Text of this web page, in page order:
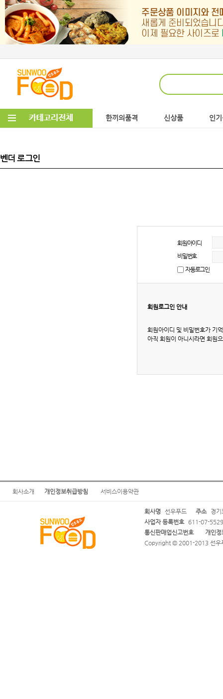
한끼의품격 신상품 인
벤더 로그인
회원아이디
비밀번호
자동로그인
회원로그인 안내
회원아이디 및 비밀번호가 기
아직 회원이 아니시라면 회원
회사소개 개인정보취급방침 서비스이용약관
회사명 선우푸드 주소
경
사업자 등록번호 611-07-
통신판매업신고번호
개인
Copyright © 2001-2013 선우